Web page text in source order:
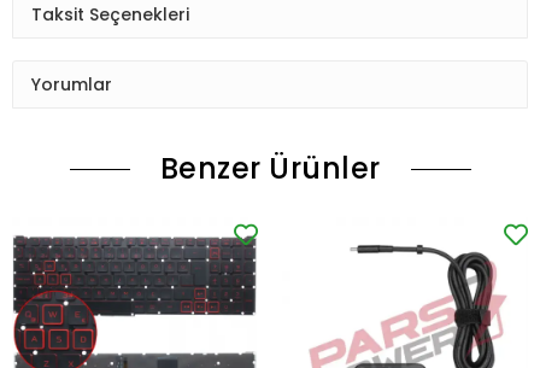
Taksit Seçenekleri
Yorumlar
Benzer Ürünler